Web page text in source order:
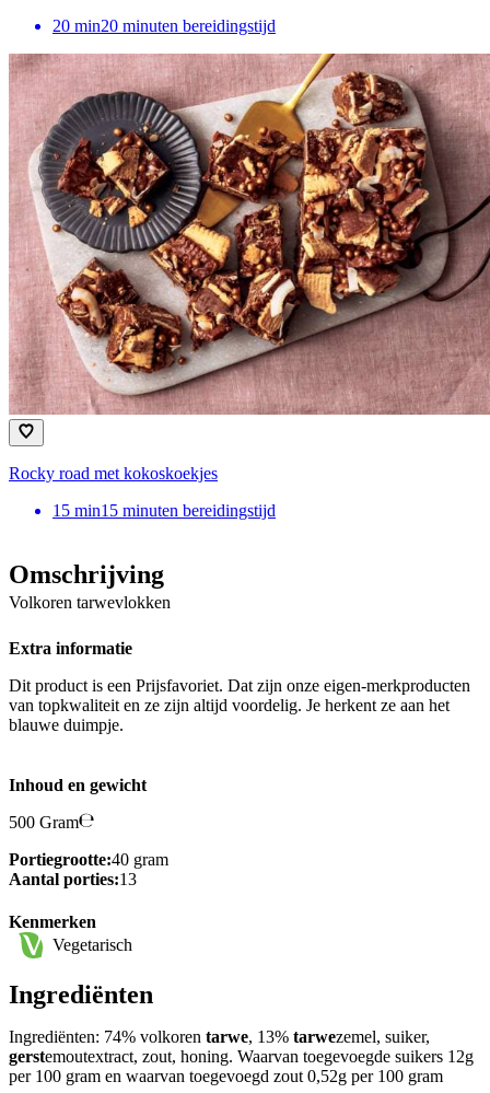
20 min20 minuten bereidingstijd
Rocky road met kokoskoekjes
15 min15 minuten bereidingstijd
Omschrijving
Volkoren tarwevlokken
Extra informatie
Dit product is een Prijsfavoriet. Dat zijn onze eigen-merkproducten
van topkwaliteit en ze zijn altijd voordelig. Je herkent ze aan het
blauwe duimpje.
Inhoud en gewicht
500 Gram
Portiegrootte:40 gram
Aantal porties:13
Kenmerken
Vegetarisch
Ingrediënten
Ingrediënten: 74% volkoren tarwe, 13% tarwezemel, suiker,
gerstemoutextract, zout, honing. Waarvan toegevoegde suikers 12g
per 100 gram en waarvan toegevoegd zout 0,52g per 100 gram